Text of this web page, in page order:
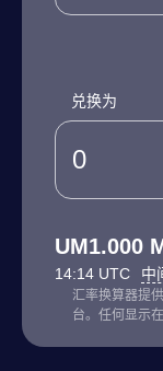
兑换为
UM1.000
14:14 UTC 中
汇率换算器提
台。任何显示